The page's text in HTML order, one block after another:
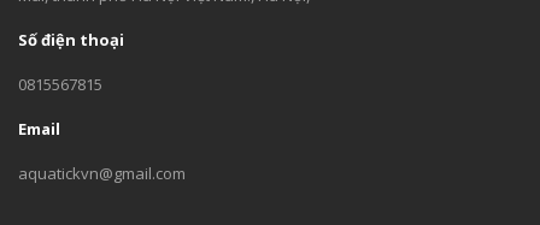
Số điện thoại
0815567815
Email
aquatickvn@gmail.com